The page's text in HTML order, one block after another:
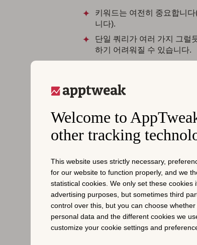
Welcome to
other tracking
This website uses strictly necessary,
for our website to function properly, and we
statistical cookies. We only set these
advertising purposes, but sometimes third
control over this, but you can choose
personal data and the different cookies we
customize your cookie settings and
키워드는 여전히 중요합니
니다).
단일 쿼리가 여러 가지 그럴
하기 어려워질 수 있습니다.
이후, App Store는 이와 같은 모
있습니다. 따라서 스토어는 단일
도를 보여줍니다.